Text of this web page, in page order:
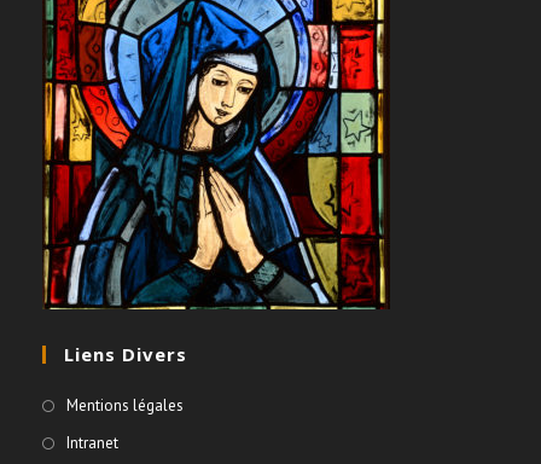
Liens Divers
Mentions légales
Intranet